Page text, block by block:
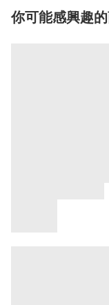
你可能感興趣